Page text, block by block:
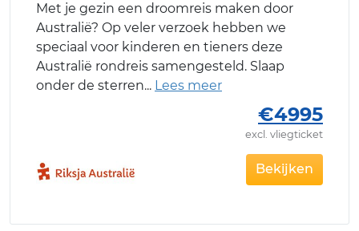
Met je gezin een droomreis maken door
Australië? Op veler verzoek hebben we
speciaal voor kinderen en tieners deze
Australië rondreis samengesteld. Slaap
onder de sterren
€4995
excl. vliegticket
Bekijken